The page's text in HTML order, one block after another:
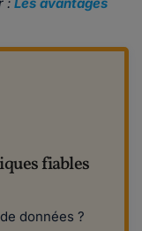
fiables
données ?